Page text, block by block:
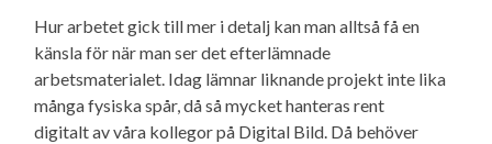
Hur arbetet gick till mer i detalj kan man alltså få en
känsla för när man ser det efterlämnade
arbetsmaterialet. Idag lämnar liknande projekt inte lika
många fysiska spår, då så mycket hanteras rent
digitalt av våra kollegor på Digital Bild. Då behöver